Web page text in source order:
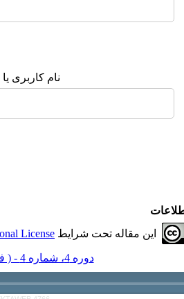
نام کاربری
این مقاله تحت شرایط License
دوره 4، شماره 4 - ( فصلنامه پژوهش‌های حقوقی میان‌رشته‌ای 1402 )